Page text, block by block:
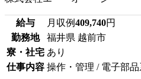
給与 月収例409,740円
勤務地
福井県 越前市
寮・社宅 あり
仕事内容 操作・管理 / 電子部品